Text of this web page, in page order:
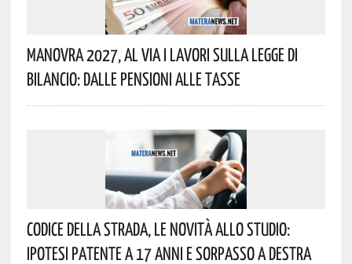
Manovra 2027, Al Via I Lavori Sulla Legge Di
Bilancio: Dalle Pensioni Alle Tasse
Codice Della Strada, Le Novità Allo Studio:
Ipotesi Patente A 17 Anni E Sorpasso A Destra